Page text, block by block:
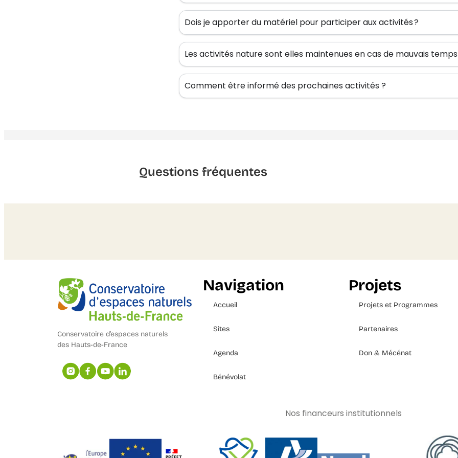
Dois je apporter du matériel pour participer aux activités ?
Les activités nature sont elles maintenues en cas de mauvais temps
Comment être informé des prochaines activités ?
Questions fréquentes
Conservatoire d’espaces naturels
des Hauts-de-France
Navigation
Accueil
Sites
Agenda
Bénévolat
Projets
Projets et Programmes
Partenaires
Don & Mécénat
Nos financeurs institutionnels